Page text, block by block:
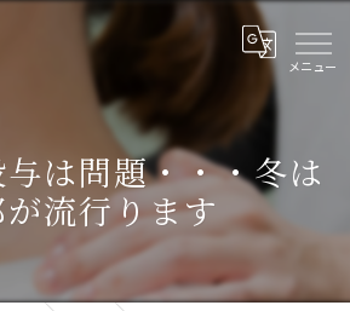
は問題・・・冬は
流行ります